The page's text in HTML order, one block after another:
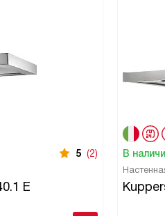
5 (2)
E
В